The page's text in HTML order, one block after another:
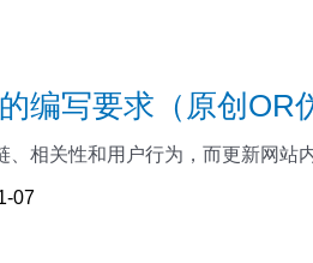
编写要求（原创OR
、相关性和用户行为，而更新网
07